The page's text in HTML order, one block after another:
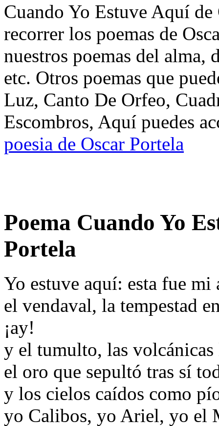
Cuando Yo Estuve Aquí
recorrer los poemas de
nuestros poemas del alma,
etc. Otros poemas que
Luz, Canto De Orfeo,
Escombros, Aquí puedes
poesia de Oscar Portela
Poema Cuando Yo
Portela
Yo estuve aquí: esta fue
el vendaval, la tempestad
¡ay!
y el tumulto, las
el oro que sepultó tras sí
y los cielos caídos como
yo Calibos, yo Ariel, yo el